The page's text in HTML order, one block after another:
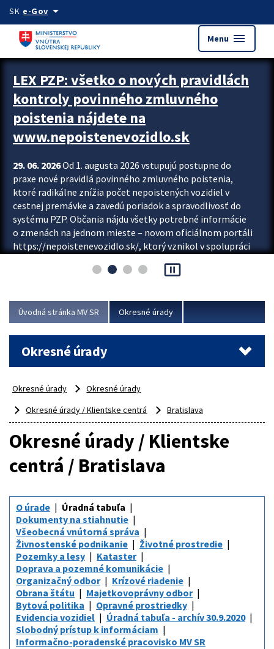
Preskocit na hlavný obsah
SK e-Govarrow_drop_down
Menu menu
Zastavit automatický posun upútavok
LEX PZP: všetko o nových pravidlách
kontroly povinného zmluvného
poistenia nájdete na
www.nepoistenevozidlo.sk
29. 06. 2026Od 1. augusta 2026 vstupujú postupne do
praxe nové pravidlá povinného zmluvného poistenia,
ktoré radikálne znížia počet nepoistených vozidiel v
cestnej premávke a zavedú poriadok a spravodlivosť do
systému PZP. Občania nájdu všetky potrebné informácie
o zmenách na jednom mieste – novom oficiálnom portáli
https://nepoistenevozidlo.sk/, ktorý vznikol v spolupráci
asociácie poisťovní (SLASPO) a Ministerstva vnútra SR.
Viac
pause_presentation
Úvodná stránka MV SR Okresné úrady
Okresné úrady
Okresné úrady
Okresné úrady
Okresné úrady / Klientske centrá
Bratislava
Okresné úrady / Klientske
centrá / Bratislava
O úrade
Úradná tabuľa
Dokumenty na stiahnutie
Všeobecná vnútorná správa
Živnostenské podnikanie
Životné prostredie
Pozemky a lesy
Kataster
Doprava a pozemné komunikácie
Organizačný odbor
Krízové riadenie
Obrana štátu
Majetkovoprávny odbor
Bytová politika
Opravné prostriedky
Evidencia vozidiel
Úradná tabuľa - archív 30.9.2020
Slobodný prístup k informáciam
Informačno-poradenské pracovisko MV SR